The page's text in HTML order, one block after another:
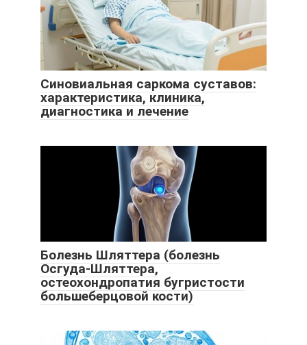
Синовиальная саркома суставов:
характеристика, клиника,
диагностика и лечение
Болезнь Шляттера (болезнь
Осгуда-Шляттера,
остеохондропатия бугристости
большеберцовой кости)